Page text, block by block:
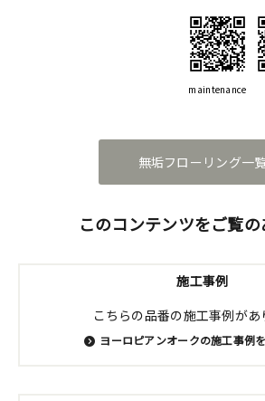
maintenance
無垢フローリング一
このコンテンツをご覧
施工事例
こちらの品番の施工事例があ
ヨーロピアンオークの施工事例